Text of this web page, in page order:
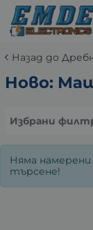
Назад до
Ново:
Избрани
Няма
търсене!